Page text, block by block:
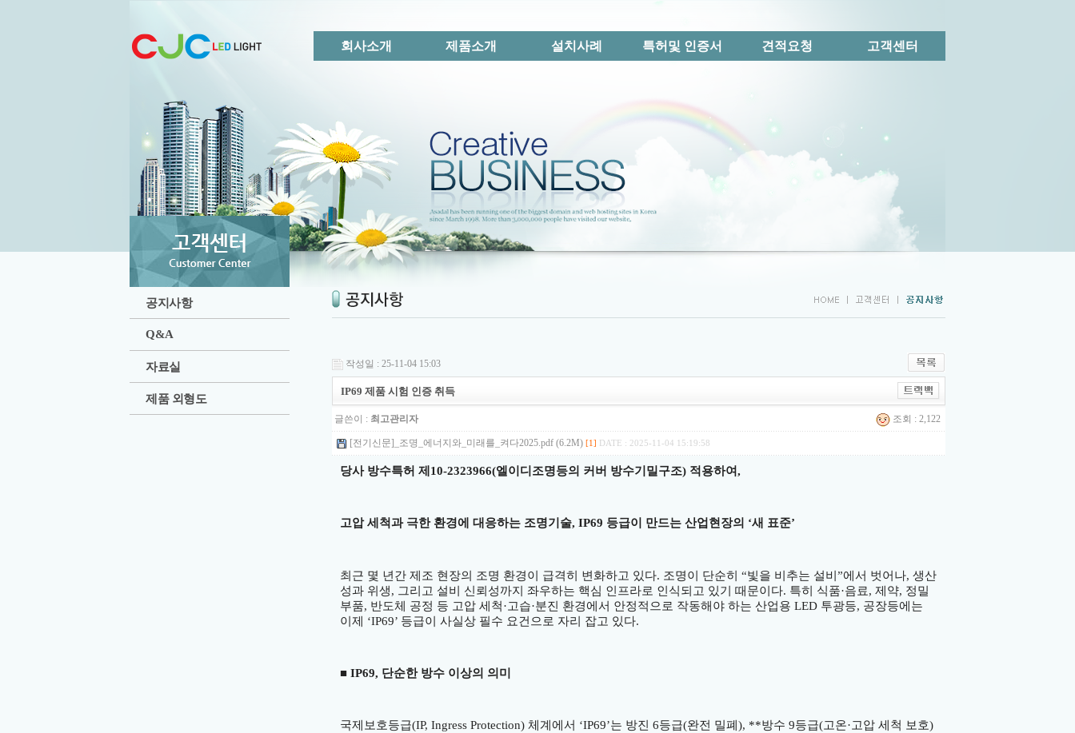
회사소개 제품소개 설치사례 특허및 인증서 견적요청 고객센터
공지사항
Q&A
자료실
제품 외형도
작성일 : 25-11-04 15:03
IP69 제품 시험 인증 취득
글쓴이 : 최고관리자 조회 : 2,122
[전기신문]_조명_에너지와_미래를_켜다2025.pdf (6.2M) [1] DATE : 2025-11-04 15:19:58
당사 방수특허 제 10-2323966(엘이디조명등의 커버 방수기밀구조) 적용하여,
고압 세척과 극한 환경에 대응하는 조명기술, IP69 등급이 만드는 산업현장의 ‘새 표준’
최근 몇 년간 제조 현장의 조명 환경이 급격히 변화하고 있다. 조명이 단순히 “빛을 비추는 설비 ”에서 벗어나, 생산
성과 위생, 그리고 설비 신뢰성까지 좌우하는 핵심 인프라로 인식되고 있기 때문이다. 특히 식품·음료, 제약, 정밀
부품, 반도체 공정 등 고압 세척·고습·분진 환경에서 안정적으로 작동해야 하는 산업용 LED 투광등, 공장등에는
이제 ‘IP69’ 등급이 사실상 필수 요건으로 자리 잡고 있다.
■ IP69, 단순한 방수 이상의 의미
국제보호등급(IP, Ingress Protection) 체계에서 ‘IP69’는 방진 6등급(완전 밀폐 ), **방수 9등급(고온·고압 세척 보호)